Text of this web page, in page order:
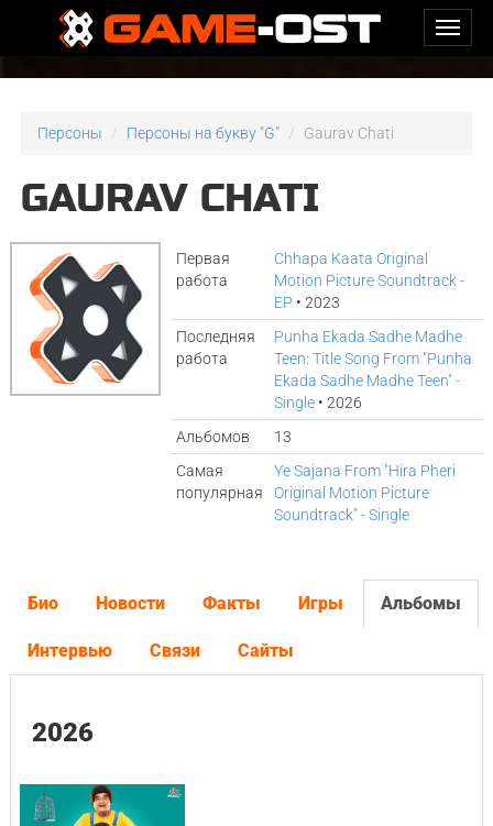
Персоны Персоны на букву "G" Gaurav Chati
GAURAV CHATI
Первая
работа
Chhapa Kaata Original
Motion Picture Soundtrack -
EP • 2023
Последняя
работа
Punha Ekada Sadhe Madhe
Teen: Title Song From "Punha
Ekada Sadhe Madhe Teen" -
Single • 2026
Альбомов
13
Самая
популярная
Ye Sajana From "Hira Pheri
Original Motion Picture
Soundtrack" - Single
Био Новости Факты Игры Альбомы
Интервью Связи Сайты
2026